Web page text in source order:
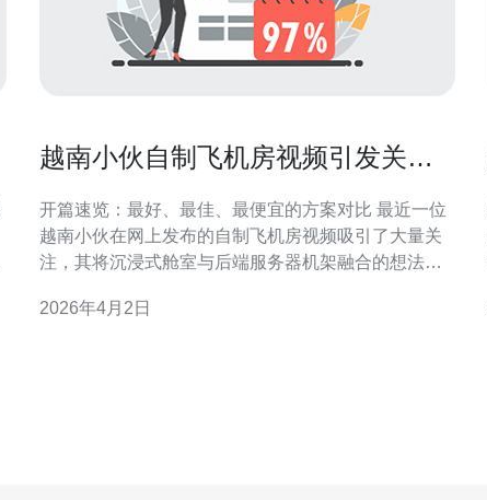
越南小伙自制飞机房视频引发关注
开篇速览：最好、最佳、最便宜的方案对比 最近一位
越南小伙在网上发布的自制飞机房视频吸引了大量关
注，其将沉浸式舱室与后端服务器机架融合的想法独
若追求体验效果为最好，建议采用商用二手机架与多
2026年4月2日